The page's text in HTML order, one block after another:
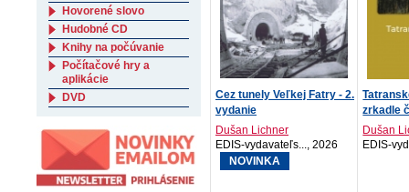
Cez tunely Veľkej Fatry - 2.
vydanie
Dušan Lichner
EDIS-vydavateľs..., 2026
NOVINKA
zrkadle
Dušan
EDIS-
Hovorené slovo
Hudobné CD
Knihy na počúvanie
Počítačové hry a
aplikácie
DVD